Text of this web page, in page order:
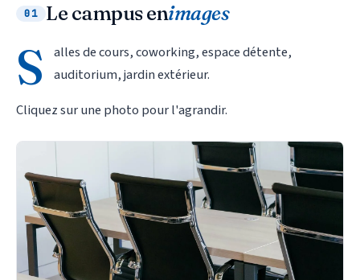
01 Le campus enimages
S
alles de cours, coworking, espace détente,
auditorium, jardin extérieur.
Cliquez sur une photo pour l'agrandir.